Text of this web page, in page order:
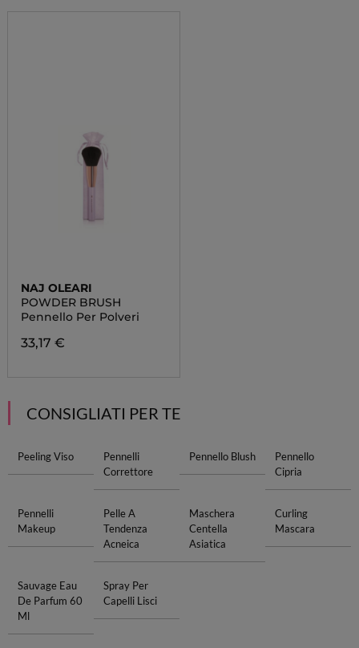
NAJ OLEARI
POWDER BRUSH
Pennello Per Polveri
33,17 €
CONSIGLIATI PER TE
Peeling Viso
Pennelli
Correttore
Pennello Blush
Pennello
Cipria
Pennelli
Makeup
Pelle A
Tendenza
Acneica
Maschera
Centella
Asiatica
Curling
Mascara
Sauvage Eau
De Parfum 60
Ml
Spray Per
Capelli Lisci